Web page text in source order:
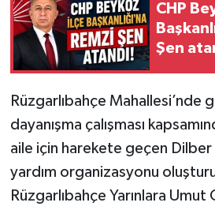
CHP
Şen
Rüzgarlıbahçe Mahallesi’nde
dayanışma çalışması
aile için harekete geçen
yardım organizasyonu
Rüzgarlıbahçe Yarınlara Umut